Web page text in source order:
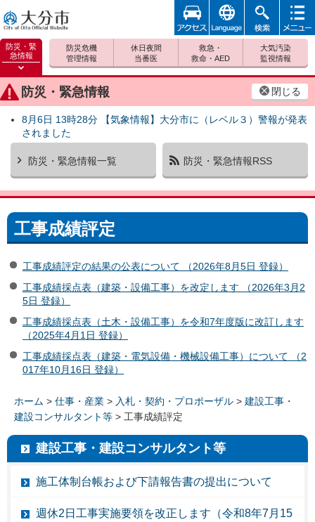
大分市
防災・緊
急情報
防災緊
急情報
を開く
防災・緊急情報 閉じる
8月6日 13時28分 【気象情報】大分市に（レベル３）警報が発表
されました
防災・緊急情報一覧 防災・緊急情報RSS
防災危機
管理情報
休日夜間
当番医
救急・
救命・AED
大気汚染
監視情報
アクセ
ス
foreign 検索
メニュ
工事成績評定
工事成績評定の結果の公表について （2026年8月5日 登録）
工事成績採点表（建築・設備工事）を改定します （2026年3月2
5日 登録）
工事成績採点表（土木・設備工事）を令和7年度版に改訂します
（2025年4月1日 登録）
工事成績採点表（建築・電気設備・機械設備工事）について （2
017年10月16日 登録）
ホーム > 仕事・産業 > 入札・契約・プロポーザル > 建設工事・
建設コンサルタント等 > 工事成績評定
建設工事・建設コンサルタント等
施工体制台帳および下請報告書の提出について
週休2日工事実施要領を改正します（令和8年7月15